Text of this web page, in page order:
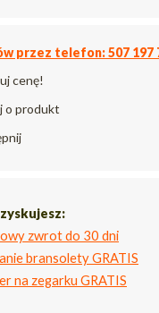
przez telefon: 507 197
cenę!
o produkt
zwrot do 30 dni
bransolety GRATIS
na zegarku GRATIS